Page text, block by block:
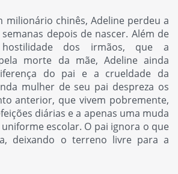
milionário chinês, Adeline perdeu a
depois de nascer. Além de
dos irmãos, que a
morte da mãe, Adeline ainda
do pai e a crueldade da
mulher de seu pai despreza os
anterior, que vivem pobremente,
diárias e a apenas uma muda
escolar. O pai ignora o que
deixando o terreno livre para a